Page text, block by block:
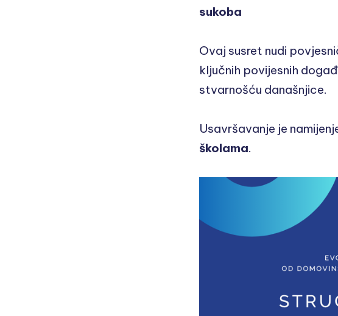
sukoba
Ovaj susret nudi
ključnih povijesnih
stvarnošću današnjice.
Usavršavanje je
školama.